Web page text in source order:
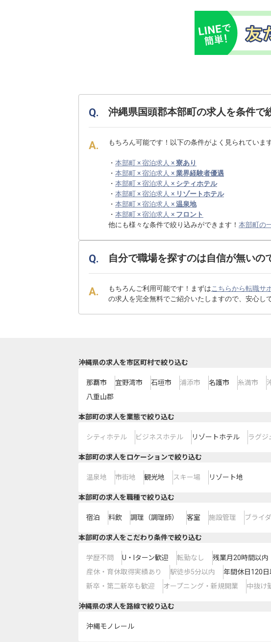
沖縄県国頭郡本部町の求人を条件で
もちろん可能です！以下の条件がよく見られています
・ 本部町 × 宿泊求人 ×寮あり
・ 本部町 × 宿泊求人 ×業界経験者優遇
・ 本部町 × 宿泊求人 × シティホテル
・ 本部町 × 宿泊求人 × リゾートホテル
・ 本部町 × 宿泊求人 ×温泉地
・ 本部町 × 宿泊求人 × フロント
他にも様々な条件で絞り込みができます！ 本部町の
自分で職場を探すのは自信が無いの
もちろんご利用可能です！まずはこちらから転職サ
の求人を完全無料でご紹介いたしますので、安心し
沖縄県の求人を市区町村で絞り込む
那覇市 宜野湾市 石垣市 浦添市 名護市 糸満市
八重山郡
本部町の求人を業態で絞り込む
シティホテル ビジネスホテル リゾートホテル ラグジ
本部町の求人をロケーションで絞り込む
温泉地 市街地 観光地 スキー場 リゾート地
本部町の求人を職種で絞り込む
宿泊 料飲 調理（調理師） 客室 施設管理 ブライ
本部町の求人をこだわり条件で絞り込む
学歴不問 U・Iターン歓迎 転勤なし 残業月20時間以内
産休・育休取得実績あり
駅徒歩5分以内 年間休日120日
新卒・第二新卒も歓迎
オープニング・新規開業 中抜け
沖縄県の求人を路線で絞り込む
沖縄モノレール